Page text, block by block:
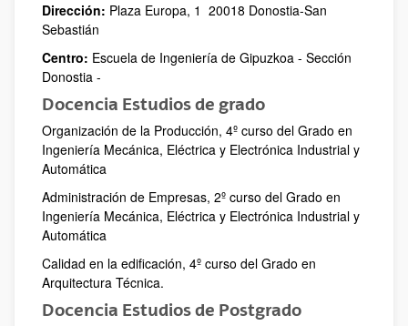
Dirección: Plaza Europa, 1 20018 Donostia-San
Sebastián
Centro: Escuela de Ingeniería de Gipuzkoa - Sección
Donostia -
Docencia Estudios de grado
Organización de la Producción, 4º curso del Grado en
Ingeniería Mecánica, Eléctrica y Electrónica Industrial y
Automática
Administración de Empresas, 2º curso del Grado en
Ingeniería Mecánica, Eléctrica y Electrónica Industrial y
Automática
Calidad en la edificación, 4º curso del Grado en
Arquitectura Técnica.
Docencia Estudios de Postgrado